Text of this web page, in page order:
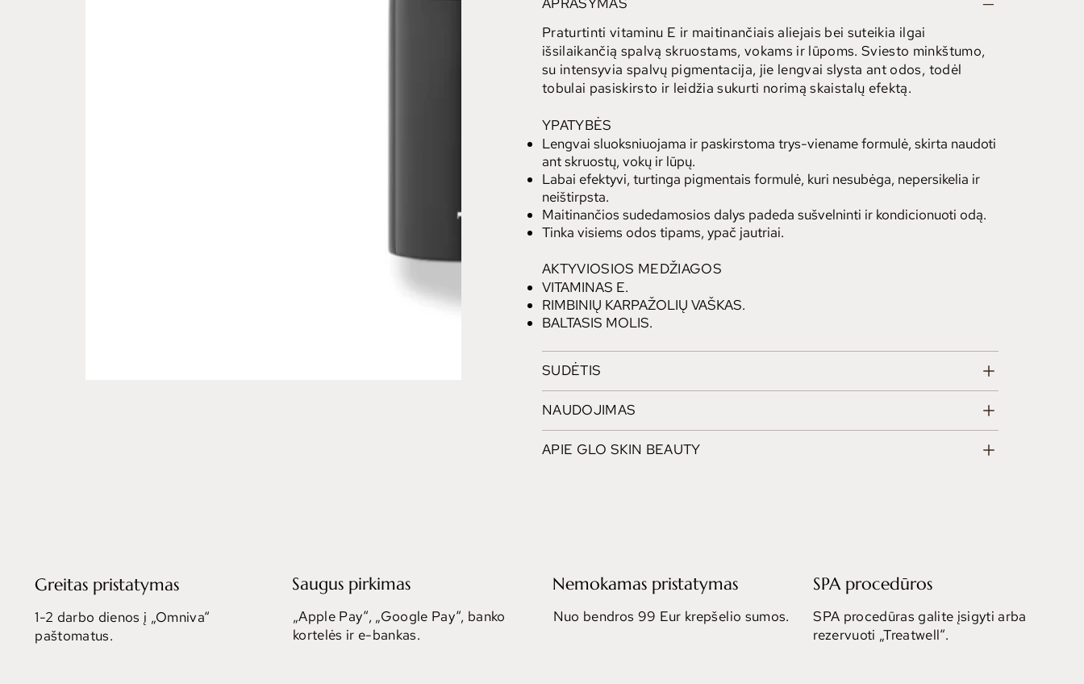
APRAŠYMAS
Praturtinti vitaminu E ir maitinančiais aliejais bei suteikia ilgai
išsilaikančią spalvą skruostams, vokams ir lūpoms. Sviesto minkštumo,
su intensyvia spalvų pigmentacija, jie lengvai slysta ant odos, todėl
tobulai pasiskirsto ir leidžia sukurti norimą skaistalų efektą.
YPATYBĖS
Lengvai sluoksniuojama ir paskirstoma trys-viename formulė, skirta naudoti
ant skruostų, vokų ir lūpų.
Labai efektyvi, turtinga pigmentais formulė, kuri nesubėga, nepersikelia ir
neištirpsta.
Maitinančios sudedamosios dalys padeda sušvelninti ir kondicionuoti odą.
Tinka visiems odos tipams, ypač jautriai.
AKTYVIOSIOS MEDŽIAGOS
VITAMINAS E.
RIMBINIŲ KARPAŽOLIŲ VAŠKAS.
BALTASIS MOLIS.
SUDĖTIS
NAUDOJIMAS
APIE GLO SKIN BEAUTY
Greitas pristatymas
1-2 darbo dienos į „Omniva“
paštomatus.
Saugus pirkimas
„Apple Pay“, „Google Pay“, banko
kortelės ir e-bankas.
Nemokamas pristatymas
Nuo bendros 99 Eur krepšelio sumos.
SPA procedūros
SPA procedūras galite įsigyti arba
rezervuoti „Treatwell“.